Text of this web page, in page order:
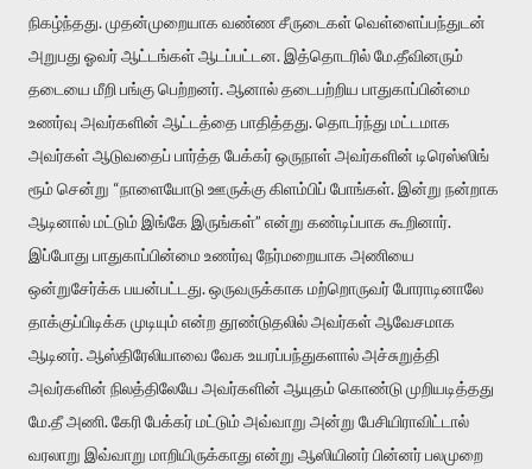
நிகழ்ந்தது. முதன்முறையாக வண்ண சீருடைகள் வெள்ளைப்பந்துடன்
அறுபது ஓவர் ஆட்டங்கள் ஆடப்பட்டன. இத்தொடரில் மே.தீவினரும்
தடையை மீறி பங்கு பெற்றனர். ஆனால் தடைபற்றிய பாதுகாப்பின்மை
உணர்வு அவர்களின் ஆட்டத்தை பாதித்தது. தொடர்ந்து மட்டமாக
அவர்கள் ஆடுவதைப் பார்த்த பேக்கர் ஒருநாள் அவர்களின் டிரெஸ்ஸிங்
ரூம் சென்று “நாளையோடு ஊருக்கு கிளம்பிப் போங்கள். இன்று நன்றாக
ஆடினால் மட்டும் இங்கே இருங்கள்” என்று கண்டிப்பாக கூறினார்.
இப்போது பாதுகாப்பின்மை உணர்வு நேர்மறையாக அணியை
ஒன்றுசேர்க்க பயன்பட்டது. ஒருவருக்காக மற்றொருவர் போராடினாலே
தாக்குப்பிடிக்க முடியும் என்ற தூண்டுதலில் அவர்கள் ஆவேசமாக
ஆடினர். ஆஸ்திரேலியாவை வேக உயரப்பந்துகளால் அச்சுறுத்தி
அவர்களின் நிலத்திலேயே அவர்களின் ஆயுதம் கொண்டு முறியடித்தது
மே.தீ அணி. கேரி பேக்கர் மட்டும் அவ்வாறு அன்று பேசியிராவிட்டால்
வரலாறு இவ்வாறு மாறியிருக்காது என்று ஆஸியினர் பின்னர் பலமுறை